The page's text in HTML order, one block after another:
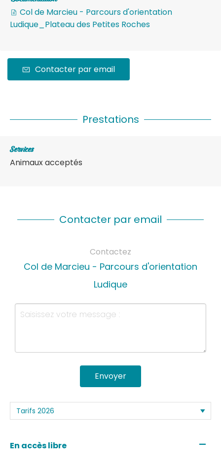
Col de Marcieu - Parcours d'orientation
Ludique_Plateau des Petites Roches
Contacter par email
Prestations
Services
Animaux acceptés
Contacter par email
Contactez
Col de Marcieu - Parcours d'orientation
Ludique
Envoyer
En accès libre —